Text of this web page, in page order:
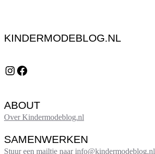
KINDERMODEBLOG.NL
Instagram Facebook
ABOUT
Over Kindermodeblog.nl
SAMENWERKEN
Stuur een mailtje naar info@kindermodeblog.nl